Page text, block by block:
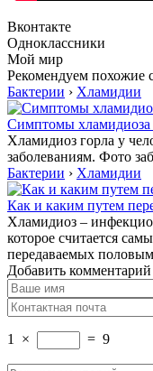
Вконтакте
Одноклассники
Мой мир
Рекомендуем похожие
Бактерии › Хламидии
Симптомы хламидиоза
Хламидиоз горла у
заболеваниям. Фото
Бактерии › Хламидии
Как и каким путем
Хламидиоз –
которое считается
передаваемых
Добавить комментарий
1 × = 9